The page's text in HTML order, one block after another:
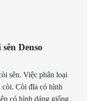
Denso
sên. Việc phân loại
còi. Còi đĩa có hình
có hình dáng giống